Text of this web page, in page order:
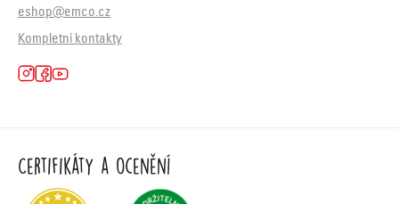
eshop@emco.cz
Kompletní kontakty
Certifikáty a ocenění